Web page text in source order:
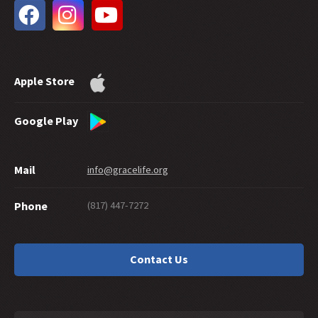
30 -
¿Cuánta Fe se Necesita para Ser Salvo?
29 - ¿Qué Tan Bueno Debes Ser para Ir al Cielo?
26 -Suicidio y Salvación
24 -Seguro Eternamente
21 -
Pedro Como un Discípulo Modelo
19 - ¿Qué Tal el 'Cristiano' que No Vive Como Tal?
17 -¿Tradiciones o Tradicionalismo?
¿Existe un Pecado que Dios no Perdona?
15 -Interpretando Hebreos: Empezando con los Lectores
Apple Store
Google Play
Mail info@gracelife.org
Phone (817) 447-7272
Contact Us